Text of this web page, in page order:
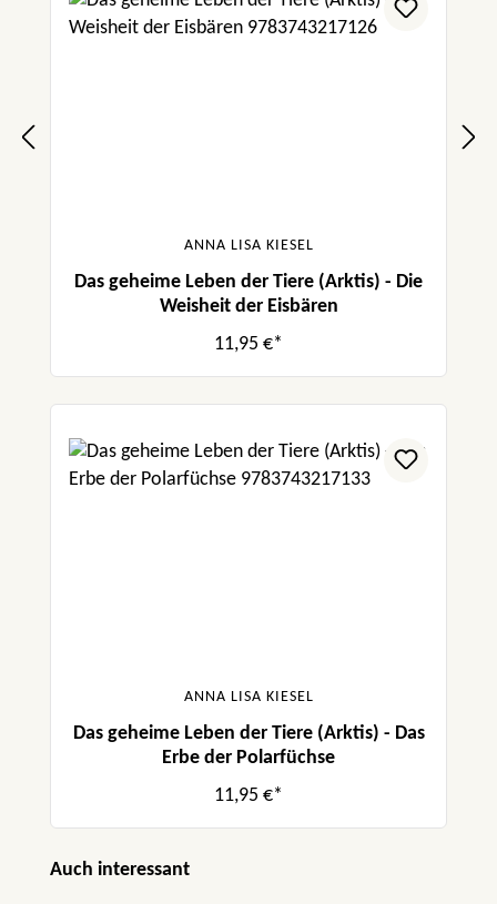
ANNA LISA KIESEL
Das geheime Leben der Tiere (Arktis) - Die
Weisheit der Eisbären
11,95 €*
ANNA LISA KIESEL
Das geheime Leben der Tiere (Arktis) - Das
Erbe der Polarfüchse
11,95 €*
Produktgalerie überspringen
Auch interessant